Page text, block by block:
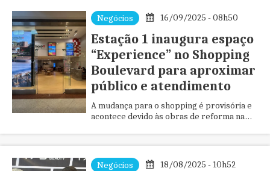
Negócios 16/09/2025 - 08h50
Estação 1 inaugura espaço
“Experience” no Shopping
Boulevard para aproximar
público e atendimento
A mudança para o shopping é provisória e
acontece devido às obras de reforma na
Negócios 18/08/2025 - 10h52